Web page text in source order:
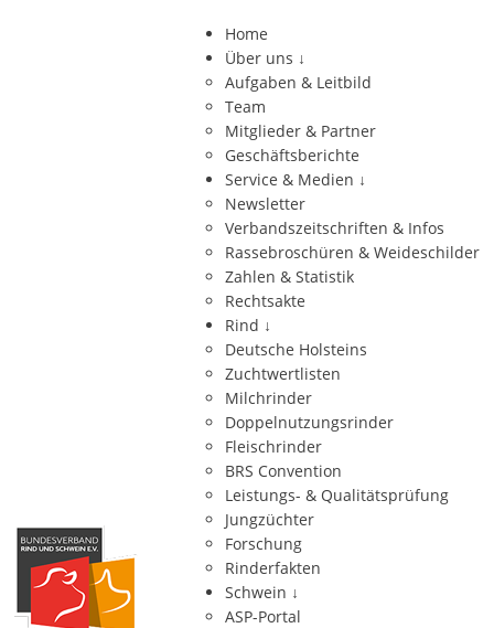
Home
Über uns ↓
Aufgaben & Leitbild
Team
Mitglieder & Partner
Geschäftsberichte
Service & Medien ↓
Newsletter
Verbandszeitschriften & Infos
Rassebroschüren & Weideschilder
Zahlen & Statistik
Rechtsakte
Rind ↓
Deutsche Holsteins
Zuchtwertlisten
Milchrinder
Doppelnutzungsrinder
Fleischrinder
BRS Convention
Leistungs- & Qualitätsprüfung
Jungzüchter
Forschung
Rinderfakten
Schwein ↓
ASP-Portal